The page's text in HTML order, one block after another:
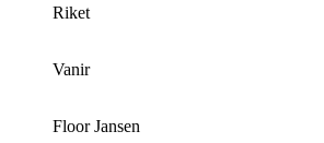
Riket
Vanir
Floor Jansen